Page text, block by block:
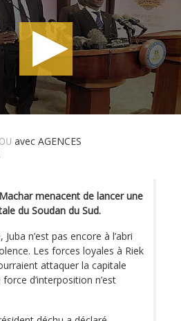
avec AGENCES
menacent de lancer une
du Soudan du Sud.
n’est pas encore à l’abri
Les forces loyales à Riek
attaquer la capitale
d’interposition n’est